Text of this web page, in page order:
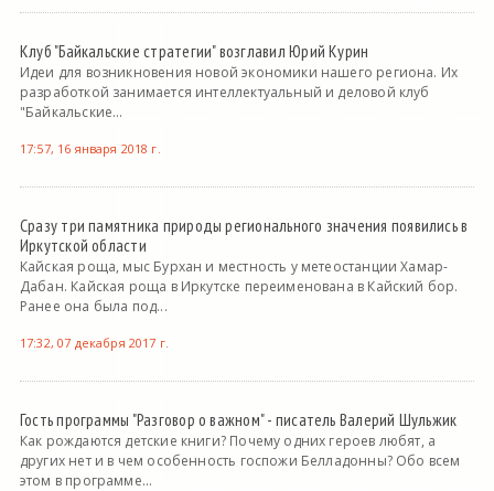
Клуб "Байкальские стратегии" возглавил Юрий Курин
Идеи для возникновения новой экономики нашего региона. Их
разработкой занимается интеллектуальный и деловой клуб
"Байкальские...
17:57, 16 января 2018 г.
Сразу три памятника природы регионального значения появились в
Иркутской области
Кайская роща, мыс Бурхан и местность у метеостанции Хамар-
Дабан. Кайская роща в Иркутске переименована в Кайский бор.
Ранее она была под...
17:32, 07 декабря 2017 г.
Гость программы "Разговор о важном" - писатель Валерий Шульжик
Как рождаются детские книги? Почему одних героев любят, а
других нет и в чем особенность госпожи Белладонны? Обо всем
этом в программе...